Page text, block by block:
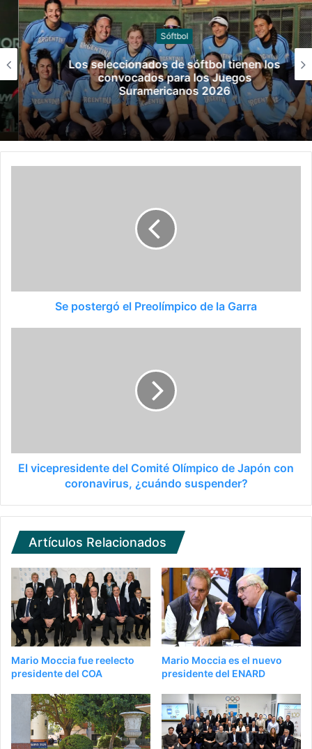
Sóftbol
Los seleccionados de sóftbol tienen los
convocados para los Juegos
Suramericanos 2026
Se postergó el Preolímpico de la Garra
El vicepresidente del Comité Olímpico de Japón con
coronavirus, ¿cuándo suspender?
Artículos Relacionados
Mario Moccia fue reelecto
presidente del COA
Mario Moccia es el nuevo
presidente del ENARD